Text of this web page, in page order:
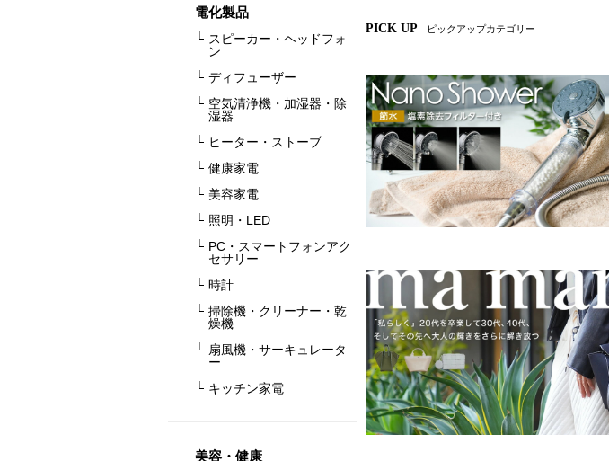
PICK UP ピックアップカテゴリー